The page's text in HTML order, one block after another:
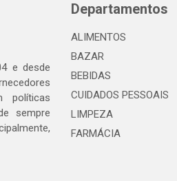
e desde
políticas
sempre
Departamentos
ALIMENTOS
BAZAR
BEBIDAS
CUIDADOS PESSOAIS
LIMPEZA
FARMÁCIA